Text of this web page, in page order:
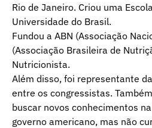
Rio de Janeiro. Criou uma
Universidade do Brasil.
Fundou a ABN (Associação
(Associação Brasileira de
Nutricionista.
Além disso, foi representante
entre os congressistas.
buscar novos conhecimentos
governo americano, mas não